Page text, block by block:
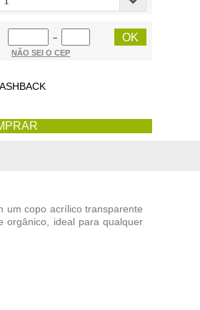
−
NÃO SEI O CEP
um copo acrílico transparente
orgânico, ideal para qualquer